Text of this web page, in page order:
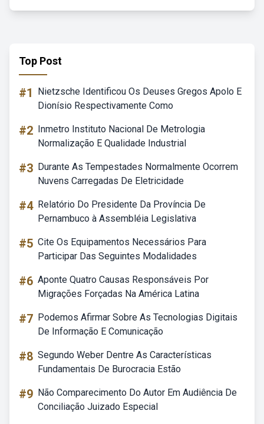
Top Post
#1
Nietzsche Identificou Os Deuses Gregos Apolo E
Dionísio Respectivamente Como
#2 Inmetro Instituto Nacional De Metrologia
Normalização E Qualidade Industrial
#3 Durante As Tempestades Normalmente Ocorrem
Nuvens Carregadas De Eletricidade
#4 Relatório Do Presidente Da Província De
Pernambuco à Assembléia Legislativa
#5 Cite Os Equipamentos Necessários Para
Participar Das Seguintes Modalidades
#6 Aponte Quatro Causas Responsáveis Por
Migrações Forçadas Na América Latina
#7 Podemos Afirmar Sobre As Tecnologias Digitais
De Informação E Comunicação
#8 Segundo Weber Dentre As Características
Fundamentais De Burocracia Estão
#9 Não Comparecimento Do Autor Em Audiência De
Conciliação Juizado Especial